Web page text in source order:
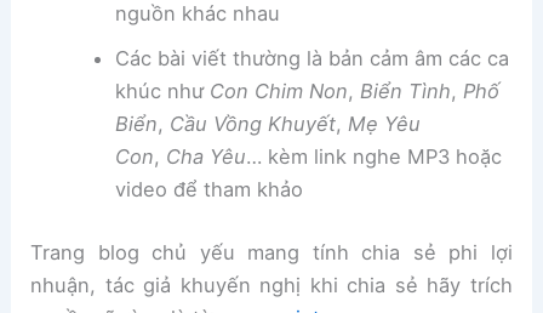
nguồn khác nhau
Các bài viết thường là bản cảm âm các ca
khúc như Con Chim Non, Biển Tình, Phố
Biển, Cầu Vồng Khuyết, Mẹ Yêu
Con, Cha Yêu… kèm link nghe MP3 hoặc
video để tham khảo
Trang blog chủ yếu mang tính chia sẻ phi lợi
nhuận, tác giả khuyến nghị khi chia sẻ hãy trích